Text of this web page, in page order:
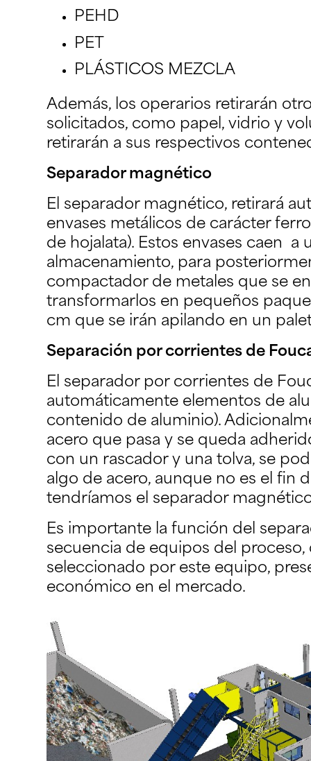
PEHD
PET
PLÁSTICOS MEZCLA
Además, los operarios retirarán
solicitados, como papel, vidrio y
retirarán a sus respectivos
Separador magnético
El separador magnético, retirará
envases metálicos de carácter
de hojalata). Estos envases caen a
almacenamiento, para
compactador de metales que se
transformarlos en pequeños
cm que se irán apilando en un
Separación por corrientes de
El separador por corrientes de
automáticamente elementos de
contenido de aluminio).
acero que pasa y se queda
con un rascador y una tolva, se
algo de acero, aunque no es el fin
tendríamos el separador
Es importante la función del
secuencia de equipos del
seleccionado por este equipo,
económico en el mercado.